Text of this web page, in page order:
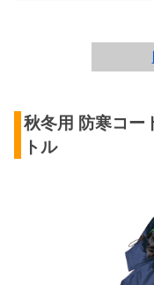
秋冬用 防寒コー
トル